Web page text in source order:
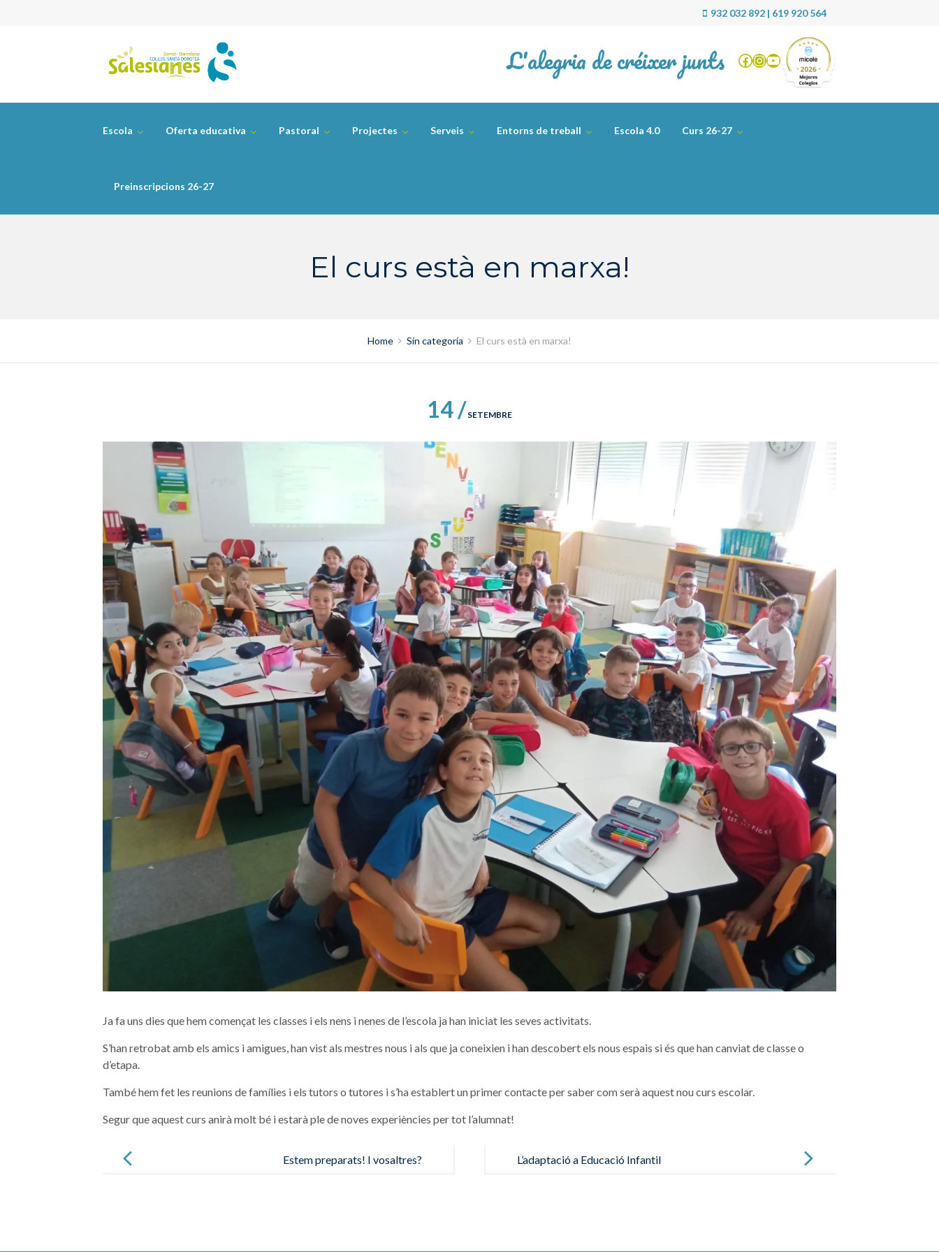
932 032 892 | 619 920 564
L'alegria de créixer junts Facebook
Instagram
YouTube
Escola Oferta educativa Pastoral Projectes Serveis Entorns de treball Escola 4.0 Curs 26-27
Preinscripcions 26-27
El curs està en marxa!
Home Sin categoría El curs està en marxa!
14 / SETEMBRE
Ja fa uns dies que hem començat les classes i els nens i nenes de l’escola ja han iniciat les seves activitats.
S’han retrobat amb els amics i amigues, han vist als mestres nous i als que ja coneixien i han descobert els nous espais si és que han canviat de classe o
d’etapa.
També hem fet les reunions de famílies i els tutors o tutores i s’ha establert un primer contacte per saber com serà aquest nou curs escolar.
Segur que aquest curs anirà molt bé i estarà ple de noves experiències per tot l’alumnat!
navigation
Estem preparats! I vosaltres? L’adaptació a Educació Infantil